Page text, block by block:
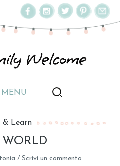
MENU
& Learn
WORLD
/ Scrivi un commento